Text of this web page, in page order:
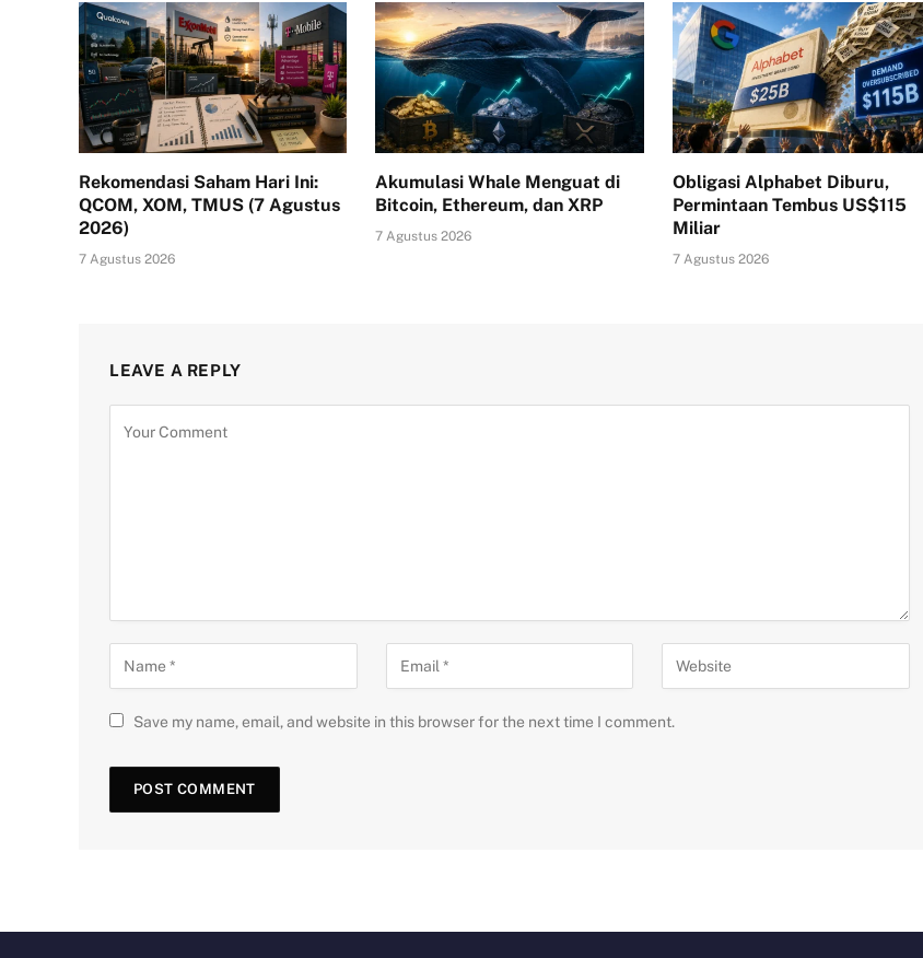
Rekomendasi Saham Hari Ini:
QCOM, XOM, TMUS (7 Agustus
2026)
7 Agustus 2026
Akumulasi Whale Menguat di
Bitcoin, Ethereum, dan XRP
7 Agustus 2026
Obligasi Alphabet Diburu,
Permintaan Tembus US$115
Miliar
7 Agustus 2026
LEAVE A REPLY
Save my name, email, and website in this browser for the next time I comment.